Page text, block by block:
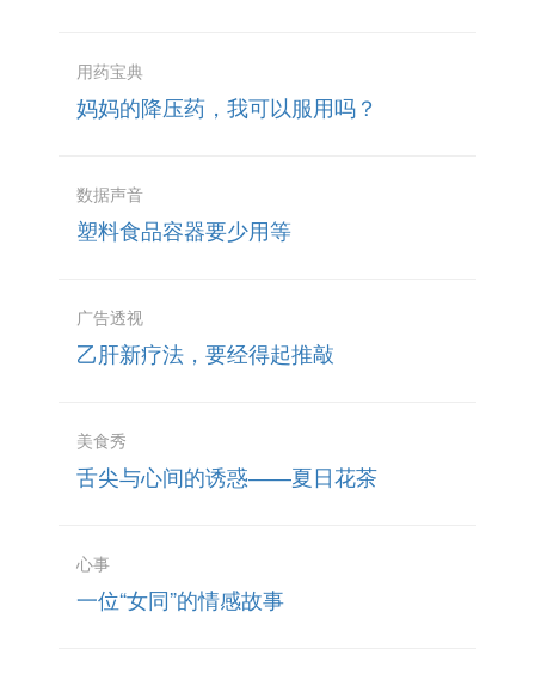
用药宝典
妈妈的降压药，我可以服用吗？
数据声音
塑料食品容器要少用等
广告透视
乙肝新疗法，要经得起推敲
美食秀
舌尖与心间的诱惑――夏日花茶
心事
一位“女同”的情感故事